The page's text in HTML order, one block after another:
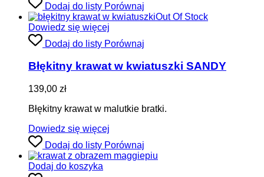
Dodaj do listy Porównaj
Out Of Stock
Dowiedz się więcej
Dodaj do listy Porównaj
Błękitny krawat w kwiatuszki SANDY
139,00 zł
Błękitny krawat w malutkie bratki.
Dowiedz się więcej
Dodaj do listy Porównaj
Dodaj do koszyka